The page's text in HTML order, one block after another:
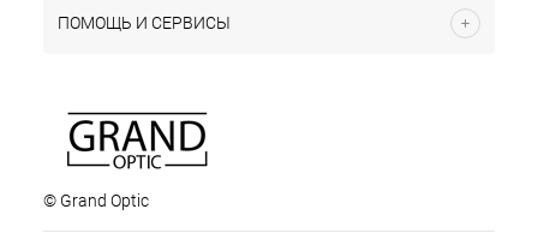
ПОМОЩЬ И СЕРВИСЫ
© Grand Optic